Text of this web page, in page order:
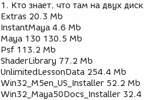
1. Кто знает, что там на двух
Extras 20.3 Mb
InstantMaya 4.6 Mb
Maya 130 130.5 Mb
Psf 113.2 Mb
ShaderLibrary 77.2 Mb
UnlimitedLessonData 254.4 Mb
Win32_M5en_US_Installer 52.2 Mb
Win32_Maya50Docs_Installer 32.4